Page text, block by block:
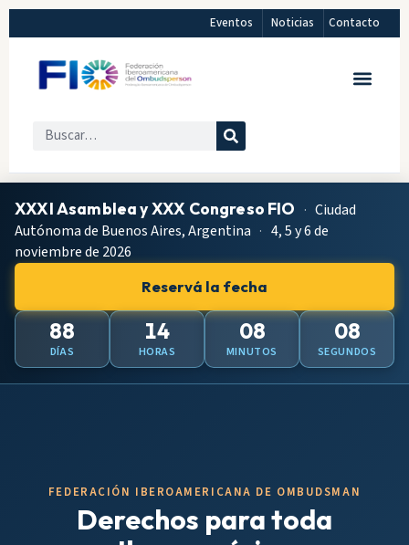
Eventos Noticias Contacto
XXXI Asamblea y XXX Congreso FIO · Ciudad
Autónoma de Buenos Aires, Argentina · 4, 5 y 6 de
noviembre de 2026
Reservá la fecha
88
DÍAS
14
HORAS
08
MINUTOS
07
SEGUNDOS
FEDERACIÓN IBEROAMERICANA DE OMBUDSMAN
Derechos para toda